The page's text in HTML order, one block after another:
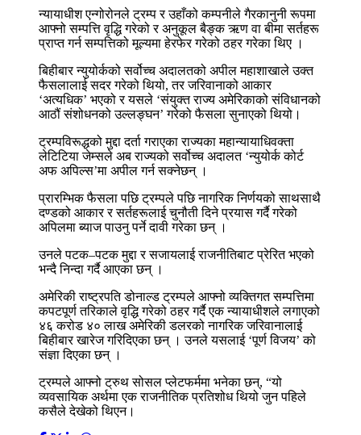
न्यायाधीश एन्गोरोनले ट्रम्प र उहाँको कम्पनीले गैरकानुनी रूपमा
आफ्नो सम्पत्ति वृद्धि गरेको र अनुकूल बैङ्क ऋण वा बीमा सर्तहरू
प्राप्त गर्न सम्पत्तिको मूल्यमा हेरफेर गरेको ठहर गरेका थिए ।
बिहीबार न्युयोर्कको सर्वोच्च अदालतको अपील महाशाखाले उक्त
फैसलालाई सदर गरेको थियो, तर जरिवानाको आकार
‘अत्यधिक’ भएको र यसले ‘संयुक्त राज्य अमेरिकाको संविधानको
आठौं संशोधनको उल्लङ्घन’ गरेको फैसला सुनाएको थियो।
ट्रम्पविरूद्धको मुद्दा दर्ता गराएका राज्यका महान्यायाधिवक्ता
लेटिटिया जेम्सले अब राज्यको सर्वोच्च अदालत ‘न्युयोर्क कोर्ट
अफ अपिल्स’मा अपील गर्न सक्नेछन् ।
प्रारम्भिक फैसला पछि ट्रम्पले पछि नागरिक निर्णयको साथसाथै
दण्डको आकार र सर्तहरूलाई चुनौती दिने प्रयास गर्दै गरेको
अपिलमा ब्याज पाउनु पर्ने दावी गरेका छन् ।
उनले पटक–पटक मुद्दा र सजायलाई राजनीतिबाट प्रेरित भएको
भन्दै निन्दा गर्दै आएका छन् ।
अमेरिकी राष्ट्रपति डोनाल्ड ट्रम्पले आफ्नो व्यक्तिगत सम्पत्तिमा
कपटपूर्ण तरिकाले वृद्धि गरेको ठहर गर्दै एक न्यायाधीशले लगाएको
४६ करोड ४० लाख अमेरिकी डलरको नागरिक जरिवानालाई
बिहीबार खारेज गरिदिएका छन् । उनले यसलाई ‘पूर्ण विजय’ को
संज्ञा दिएका छन् ।
ट्रम्पले आफ्नो ट्रुथ सोसल प्लेटफर्ममा भनेका छन्, “यो
व्यवसायिक अर्थमा एक राजनीतिक प्रतिशोध थियो जुन पहिले
कसैले देखेको थिएन।